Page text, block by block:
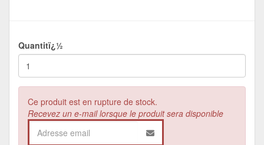
Quantitï¿½
Ce produit est en rupture de stock.
Recevez un e-mail lorsque le produit sera disponible